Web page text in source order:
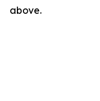
above.